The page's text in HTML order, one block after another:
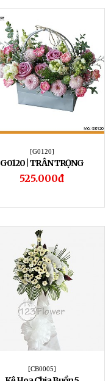
[G0120]
G0120 | TRÂN TRỌNG
525.000đ
[CB0005]